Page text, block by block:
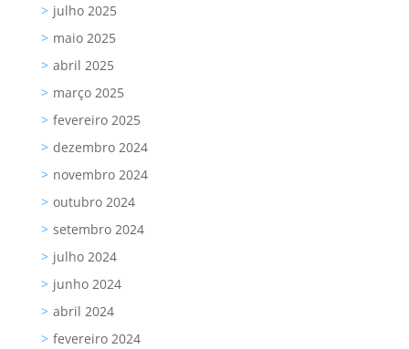
julho 2025
maio 2025
abril 2025
março 2025
fevereiro 2025
dezembro 2024
novembro 2024
outubro 2024
setembro 2024
julho 2024
junho 2024
abril 2024
fevereiro 2024